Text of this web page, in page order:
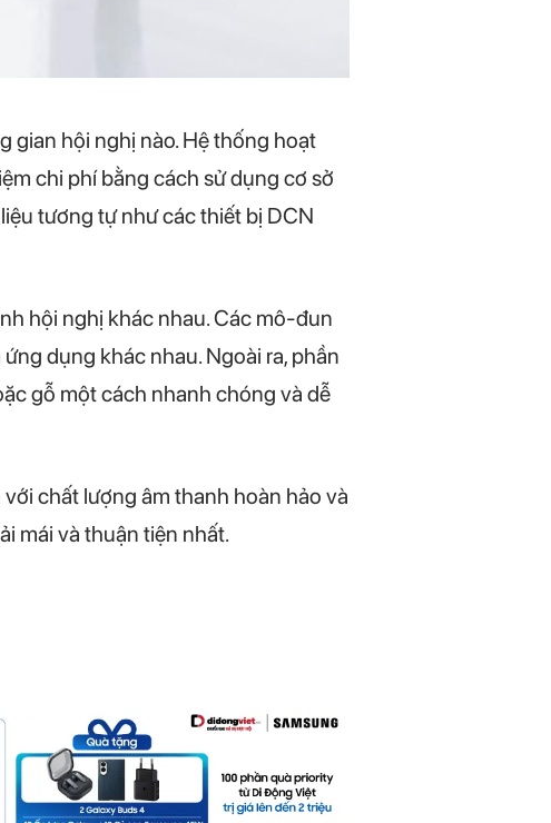
gian hội nghị nào. Hệ thống hoạt
chi phí bằng cách sử dụng cơ sở
tương tự như các thiết bị DCN
hội nghị khác nhau. Các mô-đun
dụng khác nhau. Ngoài ra, phần
gỗ một cách nhanh chóng và dễ
chất lượng âm thanh hoàn hảo và
mái và thuận tiện nhất.